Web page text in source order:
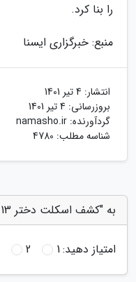
را بنا کرد.
منبع: خبرگزاری ایسنا
انتشار: 4 تیر 1401
بروزرسانی: 4 تیر 1401
گردآورنده: namasho.ir
شناسه مطلب: 4780
به "کشف اسکلت دختر 13 ساله در کنار هرم مصر" امتیاز دهید
امتیاز دهید:1
2